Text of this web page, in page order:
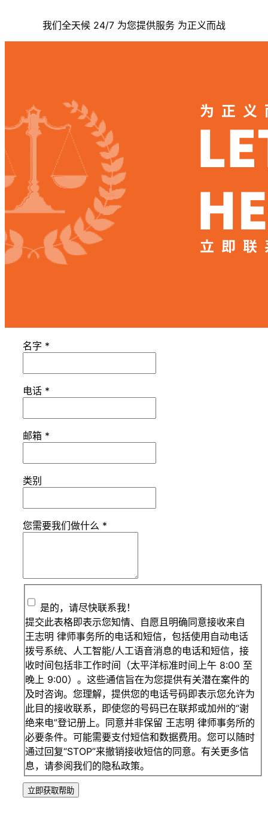
我们全天候 24/7 为您提供服务 为正义而战
名字 *
电话 *
邮箱 *
类别
您需要我们做什么 *
是的，请尽快联系我！
提交此表格即表示您知情、自愿且明确同意接收来自
王志明 律师事务所的电话和短信，包括使用自动电话
拨号系统、人工智能/人工语音消息的电话和短信，接
收时间包括非工作时间（太平洋标准时间上午 8:00 至
晚上 9:00）。这些通信旨在为您提供有关潜在案件的
及时咨询。您理解，提供您的电话号码即表示您允许为
此目的接收联系，即使您的号码已在联邦或加州的“谢
绝来电”登记册上。同意并非保留 王志明 律师事务所的
必要条件。可能需要支付短信和数据费用。您可以随时
通过回复“STOP”来撤销接收短信的同意。有关更多信
息，请参阅我们的隐私政策。
立即获取帮助